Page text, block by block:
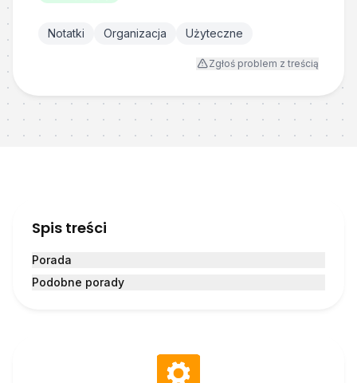
Notatki Organizacja Użyteczne
Zgłoś problem z treścią
Spis treści
Porada
Podobne porady